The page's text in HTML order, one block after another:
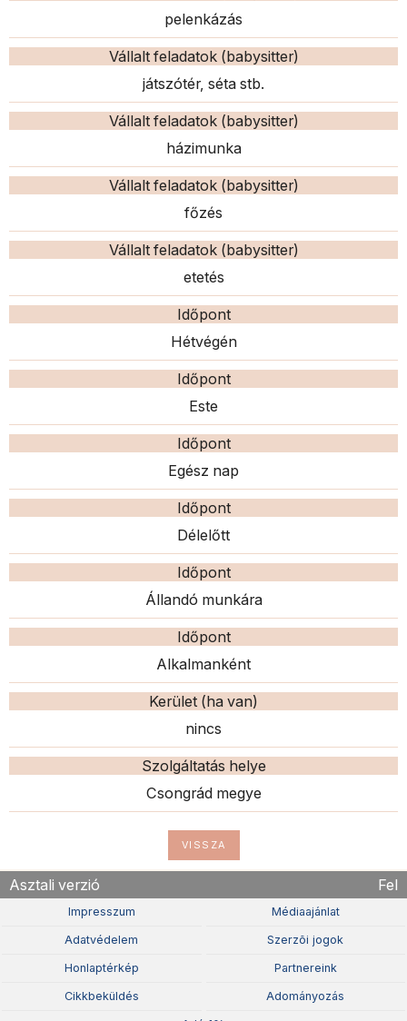
pelenkázás
Vállalt feladatok (babysitter)
játszótér, séta stb.
Vállalt feladatok (babysitter)
házimunka
Vállalt feladatok (babysitter)
főzés
Vállalt feladatok (babysitter)
etetés
Időpont
Hétvégén
Időpont
Este
Időpont
Egész nap
Időpont
Délelőtt
Időpont
Állandó munkára
Időpont
Alkalmanként
Kerület (ha van)
nincs
Szolgáltatás helye
Csongrád megye
VISSZA
Asztali verzió Fel
Impresszum Médiaajánlat
Adatvédelem Szerzõi jogok
Honlaptérkép Partnereink
Cikkbeküldés Adományozás